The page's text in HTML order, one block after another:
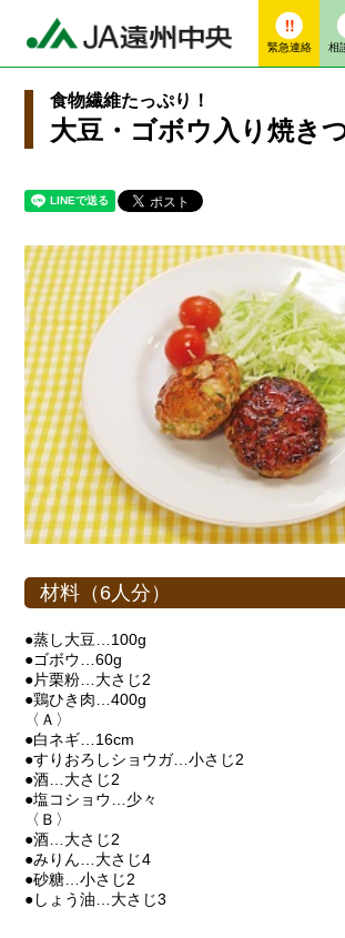
緊急連絡 相
食物繊維たっぷり！
大豆・ゴボウ入り焼き
材料（6人分）
●蒸し大豆…100g
●ゴボウ…60g
●片栗粉…大さじ2
●鶏ひき肉…400g
〈Ａ〉
●白ネギ…16cm
●すりおろしショウガ…小さじ2
●酒…大さじ2
●塩コショウ…少々
〈Ｂ〉
●酒…大さじ2
●みりん…大さじ4
●砂糖…小さじ2
●しょう油…大さじ3